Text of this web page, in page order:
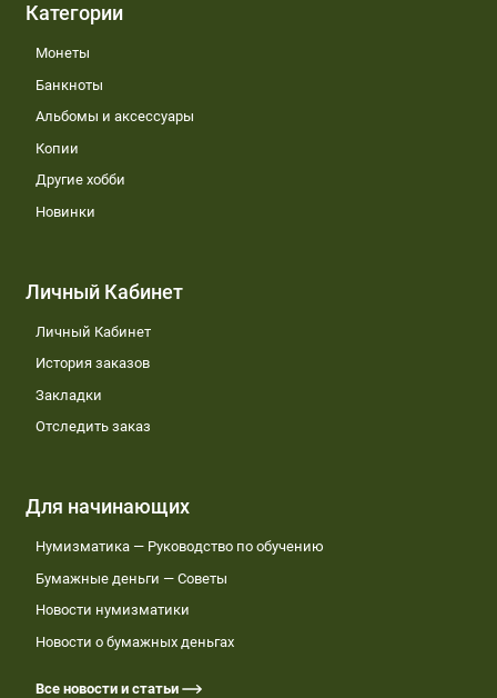
Категории
Монеты
Банкноты
Альбомы и аксессуары
Копии
Другие хобби
Новинки
Личный Кабинет
Личный Кабинет
История заказов
Закладки
Отследить заказ
Для начинающих
Нумизматика — Руководство по обучению
Бумажные деньги — Советы
Новости нумизматики
Новости о бумажных деньгах
Все новости и статьи